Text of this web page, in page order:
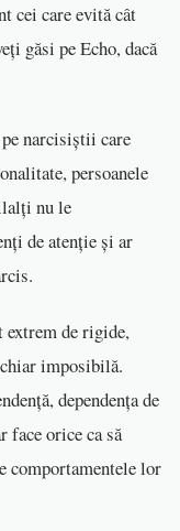
cei care evită cât
găsi pe Echo, dacă
narcisiștii care
persoanele
nu le
de atenție și ar
extrem de rigide,
imposibilă.
dependența de
face orice ca să
comportamentele lor